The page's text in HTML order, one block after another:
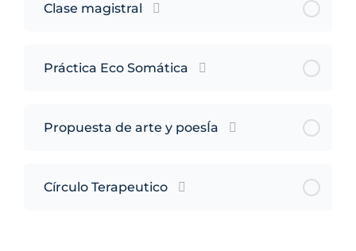
Clase magistral
Práctica Eco Somática
Propuesta de arte y poesÍa
Círculo Terapeutico